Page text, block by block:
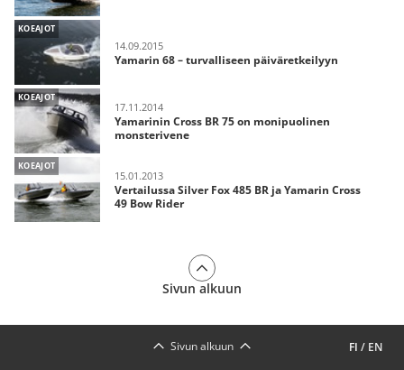
KOEAJOT
14.09.2015
Yamarin 68 – turvalliseen päiväretkeilyyn
KOEAJOT
17.11.2014
Yamarinin Cross BR 75 on monipuolinen
monsterivene
KOEAJOT
15.01.2013
Vertailussa Silver Fox 485 BR ja Yamarin Cross
49 Bow Rider
Sivun alkuun
FI / EN
Sivun alkuun